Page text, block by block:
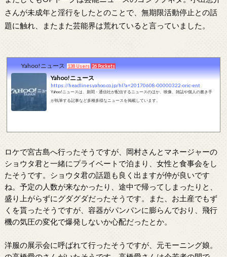
さんが未成年と淫行をしたとのことで、無期限活動停止との話
題に触れ、またまた芸能界は荒れていると言っていました。
Yahoo!ニュース 138 Users 26 Pockets
Yahoo!ニュース
https://headlines.yahoo.co.jp/hl?a=20170608-00000322-oric-ent
Yahoo!ニュースは、新聞・通信社が配信するニュースのほか、映像、雑誌や個人の書き手
が執筆する記事など多種多様なニュースを掲載しています。
ロケで宮古島へ行ったそうですが、岡村さんとマネージャーの
ショウタ君と一緒にプライベートで泊まり、女性と食事会をし
たそうです。ショウタ君の話題も良く出ますが仲が良いです
ね。予定の人数が来なかったり、途中で帰ってしまったりと、
盛り上がらずにグダグダだったそうです。また、お土産でもず
くを貰ったそうですが、容器がパンパンに膨らんでおり、飛行
機の気圧の変化で爆発しないか心配だったとか。
洋服の展示会に呼ばれて行ったそうですが、元モーニング娘。